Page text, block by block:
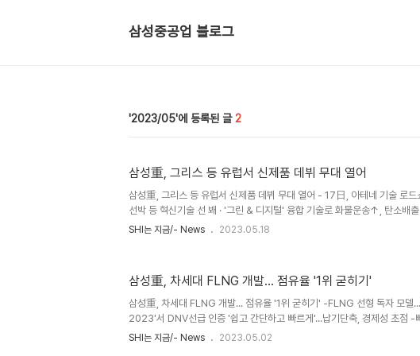
삼성중공업 블로그
2023/05 2
삼성重, 그리스 등 유럽서 신제품 데뷔 무대 열어
삼성重, 그리스 등 유럽서 신제품 데뷔 무대 열어 - 17日, 아테네 기술 로드
선박 등 혁신기술 선 봬 · '그린 & 디지털' 융합 기술로 화물운송↑, 탄소배
대상 타겟 기술 마케팅, 뜨거운 호응 □ 삼성중공업이 새롭게 디자인한 선박
쇼에는 미네르바, 가스로그, 쉘, 토탈 등 주요 선주사를 비롯 선급 및 파트너
사, 70여명이 참석해 뜨거운 관심을 보였음. □ ..
SHI는 지금/- News 2023.05.18
삼성重, 차세대 FLNG 개발... 점유율 '1위 굳히기'
삼성重, 차세대 FLNG 개발... 점유율 '1위 굳히기' -FLNG 선형 독자 모
2023'서 DNV선급 인증 '쉽고 간단하고 빠르게'...납기단축, 경제성 초점 -
원하는 발주처 공략...FLNG 1위 전략 □ FLNG 절대 강자 삼성중공업이 차
SHI는 지금/- News 2023.05.02